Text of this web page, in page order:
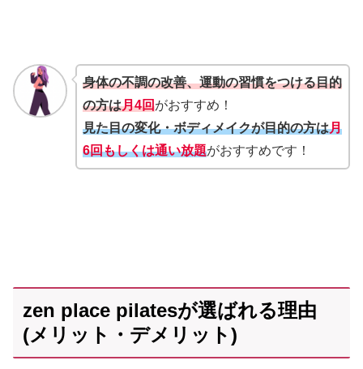
身体の不調の改善、運動の習慣をつける目的
の方は月4回がおすすめ！
見た目の変化・ボディメイクが目的の方は月
6回もしくは通い放題がおすすめです！
zen place pilatesが選ばれる理由
(メリット・デメリット)